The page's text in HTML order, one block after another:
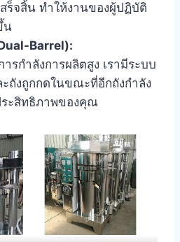
ร็จสิ้น ทำให้งานของผู้ปฏิบัติ
น
Barrel):
รกำลังการผลิตสูง เรามีระบบ
ะถังถูกกดในขณะที่อีกถังกำลัง
ะสิทธิภาพของคุณ